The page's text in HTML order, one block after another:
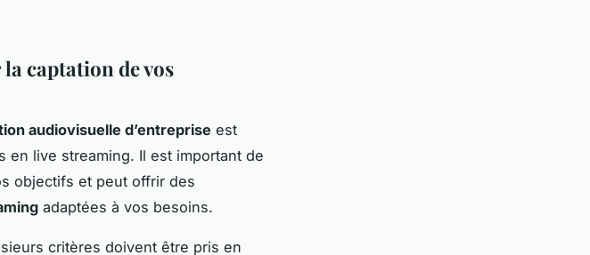
captation de vos
audiovisuelle d’entreprise est
live streaming. Il est important de
objectifs et peut offrir des
adaptées à vos besoins.
critères doivent être pris en